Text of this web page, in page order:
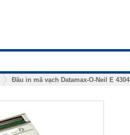
Đầu in mã vạch Datamax-O-Neil E 4304